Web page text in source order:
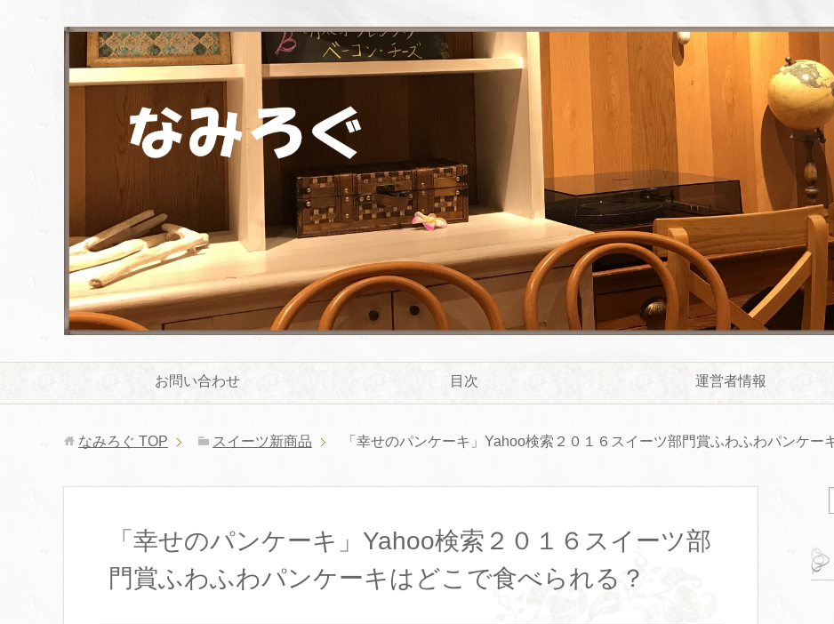
お問い合わせ 目次 運営者情報
なみろぐ TOP スイーツ新商品 「幸せのパンケーキ」Yahoo検索２０１６スイーツ部門賞ふわふわパンケー
「幸せのパンケーキ」Yahoo検索２０１６スイーツ部
門賞ふわふわパンケーキはどこで食べられる？